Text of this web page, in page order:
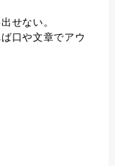
せない。
口や文章でアウ